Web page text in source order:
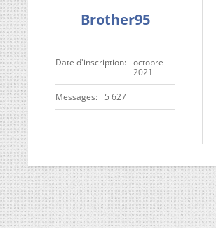
Brother95
Date d'inscription
octobre
2021
Messages 5 627